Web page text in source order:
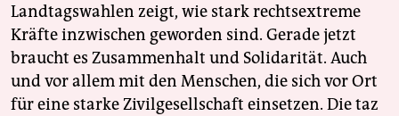
Landtagswahlen zeigt, wie stark rechtsextreme
Kräfte inzwischen geworden sind. Gerade jetzt
braucht es Zusammenhalt und Solidarität. Auch
und vor allem mit den Menschen, die sich vor Ort
für eine starke Zivilgesellschaft einsetzen. Die taz